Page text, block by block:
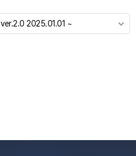
ver.2.0 2025.01.01 ~